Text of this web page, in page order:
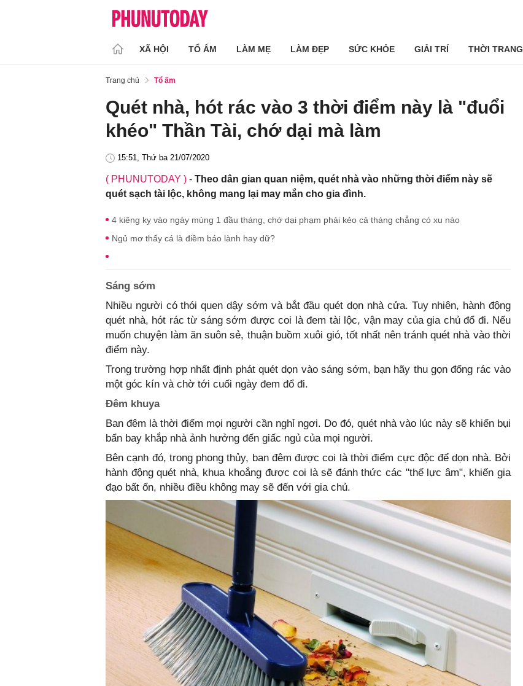
XÃ HỘI TỔ ẤM LÀM MẸ LÀM ĐẸP SỨC KHỎE GIẢI TRÍ THỜI TRANG
Trang chủ Tổ ấm
Quét nhà, hót rác vào 3 thời điểm này là "đuổi
khéo" Thần Tài, chớ dại mà làm
15:51, Thứ ba 21/07/2020
( PHUNUTODAY ) - Theo dân gian quan niệm, quét nhà vào những thời điểm này sẽ
quét sạch tài lộc, không mang lại may mắn cho gia đình.
4 kiêng kỵ vào ngày mùng 1 đầu tháng, chớ dại phạm phải kẻo cả tháng chẳng có xu nào
Ngủ mơ thấy cá là điềm báo lành hay dữ?
Sáng sớm
Nhiều người có thói quen dậy sớm và bắt đầu quét dọn nhà cửa. Tuy nhiên, hành động
quét nhà, hót rác từ sáng sớm được coi là đem tài lộc, vận may của gia chủ đổ đi. Nếu
muốn chuyện làm ăn suôn sẻ, thuận buồm xuôi gió, tốt nhất nên tránh quét nhà vào thời
điểm này.
Trong trường hợp nhất định phát quét dọn vào sáng sớm, bạn hãy thu gọn đống rác vào
một góc kín và chờ tới cuối ngày đem đổ đi.
Đêm khuya
Ban đêm là thời điểm mọi người cần nghỉ ngơi. Do đó, quét nhà vào lúc này sẽ khiến bụi
bẩn bay khắp nhà ảnh hưởng đến giấc ngủ của mọi người.
Bên cạnh đó, trong phong thủy, ban đêm được coi là thời điểm cực độc để dọn nhà. Bởi
hành động quét nhà, khua khoắng được coi là sẽ đánh thức các "thế lực âm", khiến gia
đạo bất ổn, nhiều điều không may sẽ đến với gia chủ.